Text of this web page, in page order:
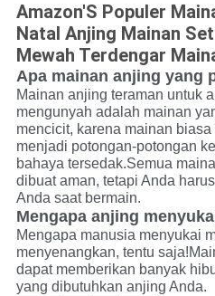
Amazon'S Populer
Natal Anjing Mainan
Mewah Terdengar
Apa mainan anjing yang
Mainan anjing teraman untuk
mengunyah adalah mainan
mencicit, karena mainan
menjadi potongan-potongan
bahaya tersedak.Semua
dibuat aman, tetapi Anda
Anda saat bermain.
Mengapa anjing
Mengapa manusia menyukai
menyenangkan, tentu
dapat memberikan banyak
yang dibutuhkan anjing Anda.